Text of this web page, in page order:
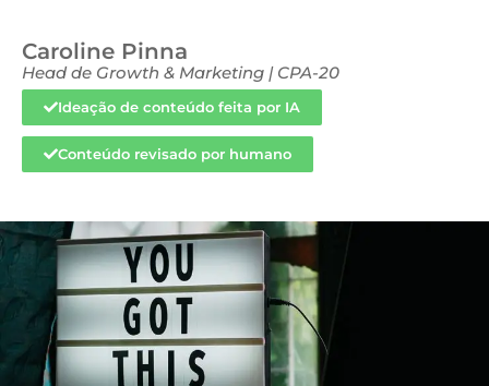
Caroline Pinna
Head de Growth & Marketing | CPA-20
Ideação de conteúdo feita por IA
Conteúdo revisado por humano